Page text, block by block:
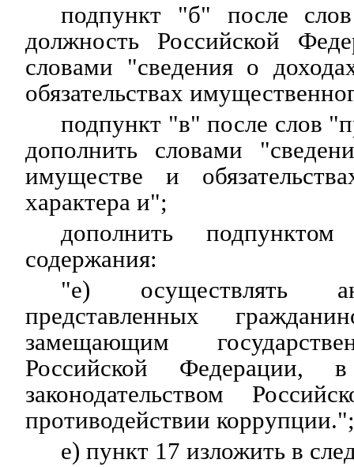
подпункт "б" после слов
должность Российской
словами "сведения о
обязательствах
подпункт "в" после слов
дополнить словами
имуществе и
характера и";
дополнить
содержания:
"е) осуществлять
представленных
замещающим
Российской Федерации,
законодательством
противодействии коррупции.";
е) пункт 17 изложить в